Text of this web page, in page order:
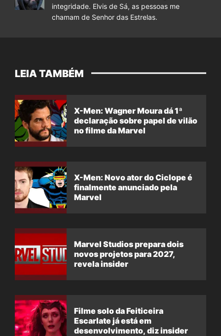
integridade. Elvis de Sá, as pessoas me
chamam de Senhor das Estrelas.
LEIA TAMBÉM
X-Men: Wagner Moura dá 1ª
declaração sobre papel de vilão
no filme da Marvel
X-Men: Novo ator do Ciclope é
finalmente anunciado pela
Marvel
Marvel Studios prepara dois
novos projetos para 2027,
revela insider
Filme solo da Feiticeira
Escarlate já está em
desenvolvimento, diz insider